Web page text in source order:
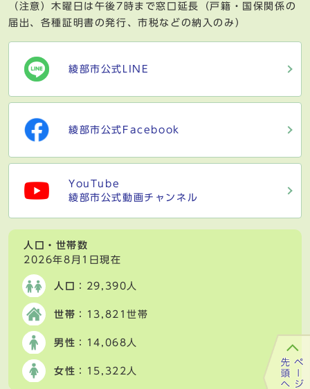
（注意）木曜日は午後7時まで窓口延長（戸籍・国保関係の
届出、各種証明書の発行、市税などの納入のみ）
綾部市公式LINE
綾部市公式Facebook
YouTube
綾部市公式動画チャンネル
人口・世帯数
2026年8月1日現在
人口 ：29,390人
世帯 ：13,821世帯
男性 ：14,068人
女性 ：15,322人